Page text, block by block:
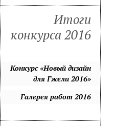
Итоги
конкурса 2016
Конкурс «Новый дизайн
для Гжели 2016»
Галерея работ 2016